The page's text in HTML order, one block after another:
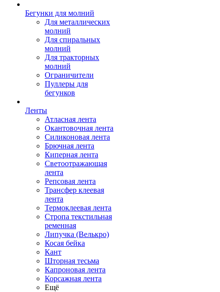
Бегунки для молний
Для металлических
молний
Для спиральных
молний
Для тракторных
молний
Ограничители
Пуллеры для
бегунков
Ленты
Атласная лента
Окантовочная лента
Силиконовая лента
Брючная лента
Киперная лента
Светоотражающая
лента
Репсовая лента
Трансфер клеевая
лента
Термоклеевая лента
Стропа текстильная
ременная
Липучка (Велькро)
Косая бейка
Кант
Шторная тесьма
Капроновая лента
Корсажная лента
Ещё